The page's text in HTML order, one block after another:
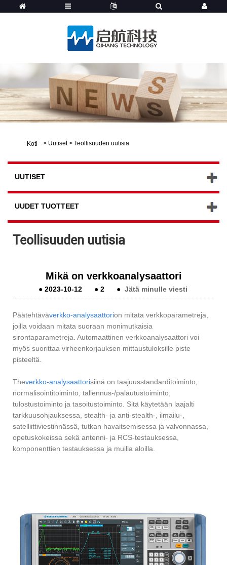
Koti > Uutiset > Teollisuuden uutisia
UUTISET
UUDET TUOTTEET
Teollisuuden uutisia
Mikä on verkkoanalysaattori
●2023-10-12 ●2 ● Jätä minulle viesti
Päätehtäväverkko-analysaattorion mitata verkkoparametreja,
joilla voidaan mitata suoraan monimutkaisia ​​
sirontaparametreja. Automaattinen verkkoanalysaattori voi
myös suorittaa virheenkorjauksen mittaustuloksille piste
pisteeltä.
Theverkko-analysaattorisiinä on taajuusstandarditoiminto,
normalisointitoiminto, tallennus-/palautustoiminto,
tulostustoiminto ja tasoitustoiminto. Sitä käytetään laajalti
tarkkuusohjauksessa, stealth- ja anti-stealth-, ilmailu-,
satelliittiviestinnässä, tutkan havaitsemisessa ja valvonnassa,
opetuskokeissa sekä antenni- ja RCS-testauksessa,
komponenttien testauksessa ja muilla aloilla.